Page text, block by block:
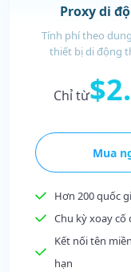
Proxy di
Tính phí theo
thiết bị di động
Chỉ từ
Mua
Hơn 200 quốc
Chu kỳ xoay cố
Kết nối tên
hạn